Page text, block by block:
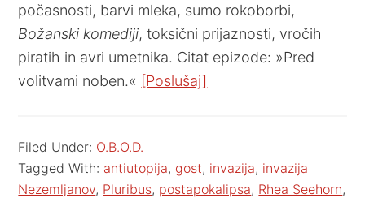
počasnosti, barvi mleka, sumo rokoborbi,
Božanski komediji, toksični prijaznosti, vročih
piratih in avri umetnika. Citat epizode: »Pred
volitvami noben.« [Poslušaj]
Filed Under: O.B.O.D.
Tagged With: antiutopija, gost, invazija, invazija
Nezemljanov, Pluribus, postapokalipsa, Rhea Seehorn,